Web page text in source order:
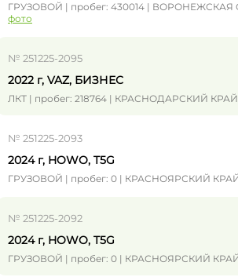
ГРУЗОВОЙ | пробег: 430014 | ВОРОНЕЖСКАЯ
фото
№ 251225-2095
2022 г, VAZ, БИЗНЕС
ЛКТ | пробег: 218764 | КРАСНОДАРСКИЙ КРАЙ
№ 251225-2093
2024 г, HOWO, T5G
ГРУЗОВОЙ | пробег: 0 | КРАСНОЯРСКИЙ
№ 251225-2092
2024 г, HOWO, T5G
ГРУЗОВОЙ | пробег: 0 | КРАСНОЯРСКИЙ